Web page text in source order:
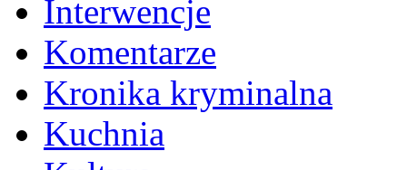
Interwencje
Komentarze
Kronika kryminalna
Kuchnia